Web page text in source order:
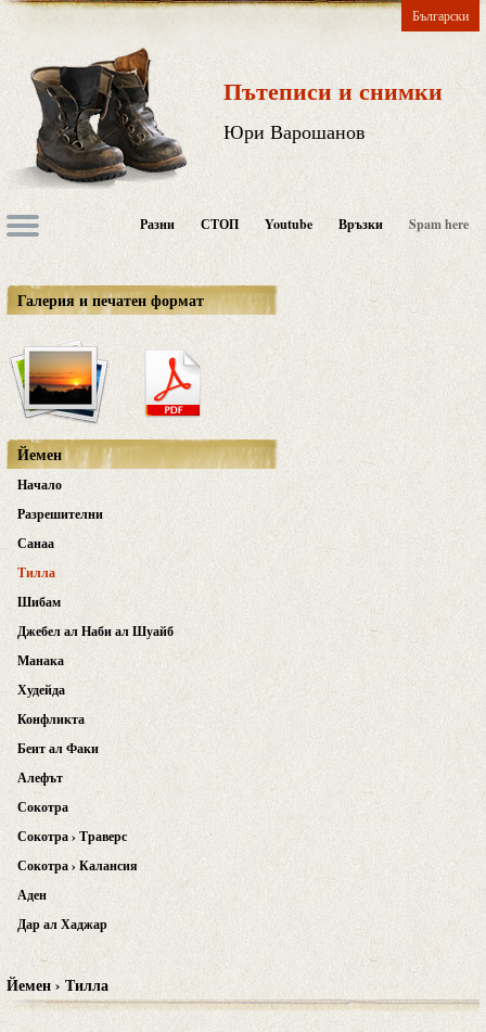
Български
Пътеписи и снимки
Юри Варошанов
Разни СТОП Youtube Връзки Spam here
Галерия и печатен формат
Йемен
Начало
Разрешителни
Санаа
Тилла
Шибам
Джебел ал Наби ал Шуайб
Манака
Худейда
Конфликта
Беит ал Факи
Алефът
Сокотра
Сокотра › Траверс
Сокотра › Калансия
Аден
Дар ал Хаджар
Йемен › Тилла